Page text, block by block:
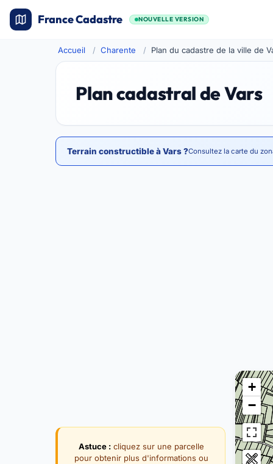
France Cadastre NOUVELLE VERSION
Accueil Charente Plan du cadastre de la ville de
Plan cadastral de Vars
Terrain constructible à Vars ?Consultez la carte du
Astuce :cliquez sur une parcelle
pour obtenir plus d'informations ou
+
−